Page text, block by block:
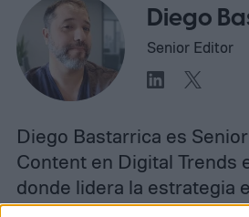
Diego
Senior Editor
Diego Bastarrica es
Content en Digital Trends
donde lidera la estrategia